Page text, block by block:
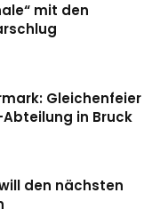
mit den
Gleichenfeier
in Bruck
den nächsten